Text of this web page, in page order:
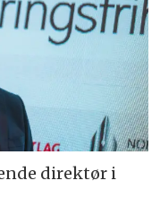
direktør i